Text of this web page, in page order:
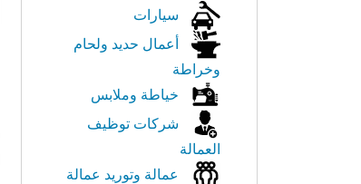
سيارات
أعمال حديد ولحام
وخراطة
خياطة وملابس
شركات توظيف
العمالة
عمالة وتوريد عمالة